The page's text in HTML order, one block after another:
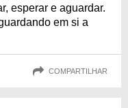
esperar e aguardar.
em si a
COMPARTILHAR